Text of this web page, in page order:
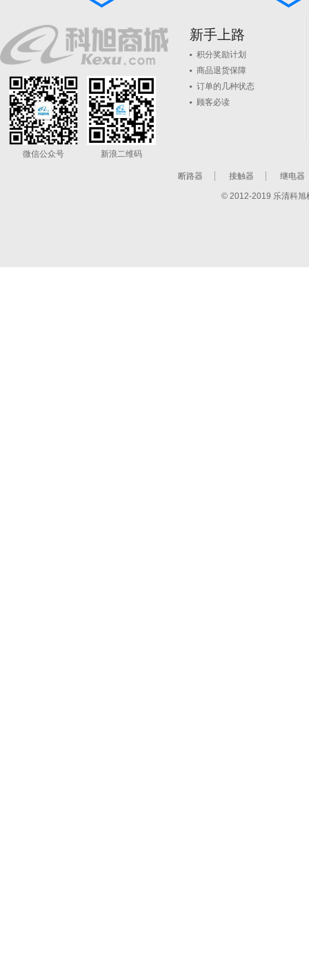
微信公众号 新浪二维码
新手上路
积分奖励计划
商品退货保障
订单的几种状态
顾客必读
断路器 接触器 继电器
© 2012-2019 乐清科旭